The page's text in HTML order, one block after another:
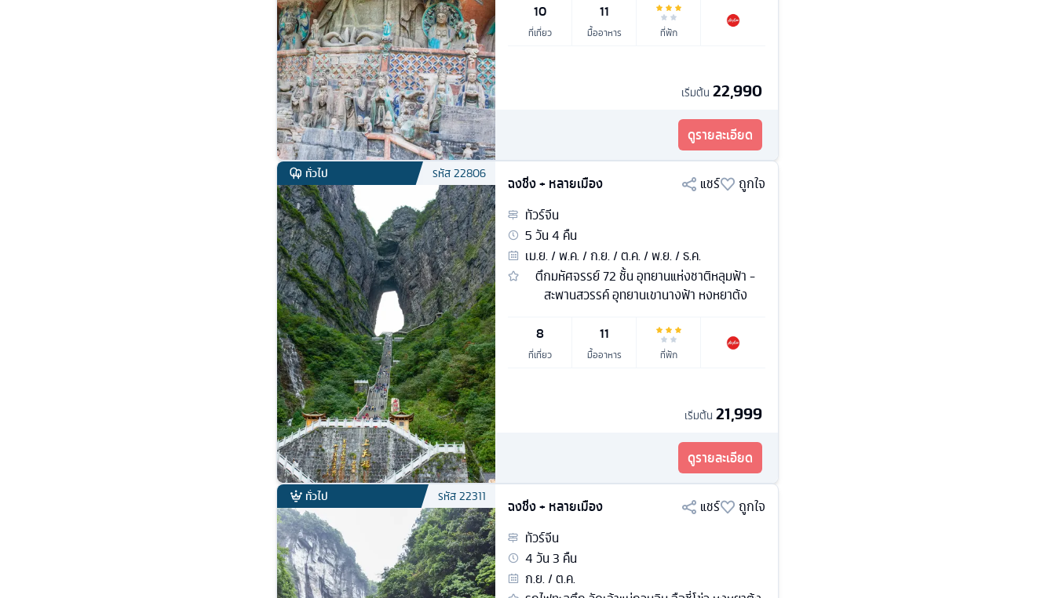
10
ที่เที่ยว
11
มื้ออาหาร ที่พัก
เริ่มต้น 22,990
ดูรายละเอียด
ทั่วไป รหัส22806
ฉงชิ่ง + หลายเมือง แชร์
ถูกใจ
ทัวร์จีน
5วัน4 คืน
เม.ย. / พ.ค. / ก.ย. / ต.ค. / พ.ย. / ธ.ค.
ตึกมหัศจรรย์ 72 ชั้น อุทยานแห่งชาติหลุมฟ้า -
สะพานสวรรค์ อุทยานเขานางฟ้า หงหยาต้ง
8
ที่เที่ยว
11
มื้ออาหาร ที่พัก
เริ่มต้น 21,999
ดูรายละเอียด
ทั่วไป รหัส22311
ฉงชิ่ง + หลายเมือง แชร์
ถูกใจ
ทัวร์จีน
4วัน3 คืน
ก.ย. / ต.ค.